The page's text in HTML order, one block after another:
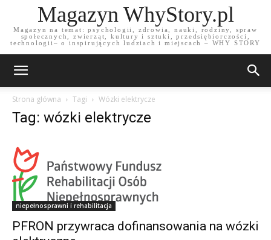
Magazyn WhyStory.pl
Magazyn na temat: psychologii, zdrowia, nauki, rodziny, spraw
społecznych, zwierząt, kultury i sztuki, przedsiębiorczości,
technologii– o inspirujących ludziach i miejscach – WHY STORY
Strona główna Tagi Wózki elektrycze
Tag: wózki elektrycze
niepełnosprawni i rehabilitacja
PFRON przywraca dofinansowania na wózki